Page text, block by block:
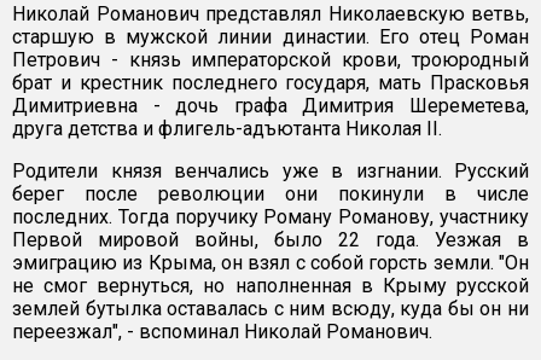
Николай Романович представлял Николаевскую ветвь,
старшую в мужской линии династии. Его отец Роман
Петрович - князь императорской крови, троюродный
брат и крестник последнего государя, мать Прасковья
Димитриевна - дочь графа Димитрия Шереметева,
друга детства и флигель-адъютанта Николая II.
Родители князя венчались уже в изгнании. Русский
берег после революции они покинули в числе
последних. Тогда поручику Роману Романову, участнику
Первой мировой войны, было 22 года. Уезжая в
эмиграцию из Крыма, он взял с собой горсть земли. "Он
не смог вернуться, но наполненная в Крыму русской
землей бутылка оставалась с ним всюду, куда бы он ни
переезжал", - вспоминал Николай Романович.